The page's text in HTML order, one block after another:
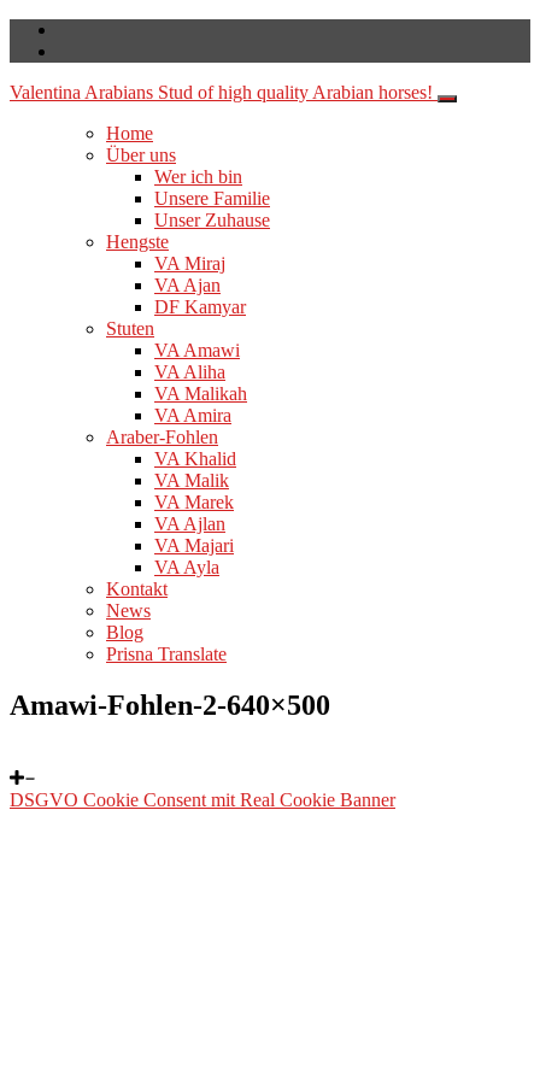
Valentina Arabians Stud of high quality Arabian horses!
Home
Über uns
Wer ich bin
Unsere Familie
Unser Zuhause
Hengste
VA Miraj
VA Ajan
DF Kamyar
Stuten
VA Amawi
VA Aliha
VA Malikah
VA Amira
Araber-Fohlen
VA Khalid
VA Malik
VA Marek
VA Ajlan
VA Majari
VA Ayla
Kontakt
News
Blog
Prisna Translate
Amawi-Fohlen-2-640×500
DSGVO Cookie Consent mit Real Cookie Banner